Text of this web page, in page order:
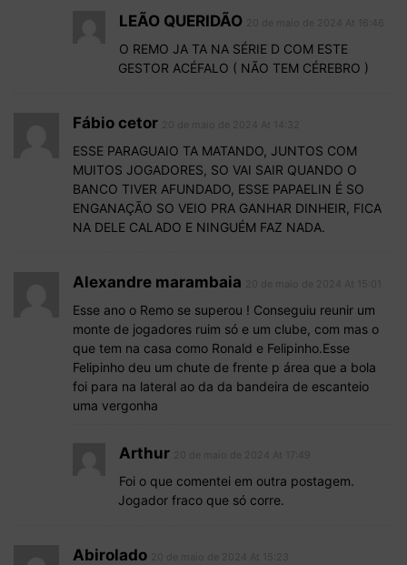
LEÃO QUERIDÃO
O REMO JA TA NA SÉRIE D COM ESTE
GESTOR ACÉFALO ( NÃO TEM CÉREBRO )
Fábio cetor
ESSE PARAGUAIO TA MATANDO, JUNTOS COM
MUITOS JOGADORES, SO VAI SAIR QUANDO O
BANCO TIVER AFUNDADO, ESSE PAPAELIN É SO
ENGANAÇÃO SO VEIO PRA GANHAR DINHEIR, FICA
NA DELE CALADO E NINGUÉM FAZ NADA.
Alexandre marambaia
Esse ano o Remo se superou ! Conseguiu reunir um
monte de jogadores ruim só e um clube, com mas o
que tem na casa como Ronald e Felipinho.Esse
Felipinho deu um chute de frente p área que a bola
foi para na lateral ao da da bandeira de escanteio
uma vergonha
Arthur
Foi o que comentei em outra postagem.
Jogador fraco que só corre.
Abirolado